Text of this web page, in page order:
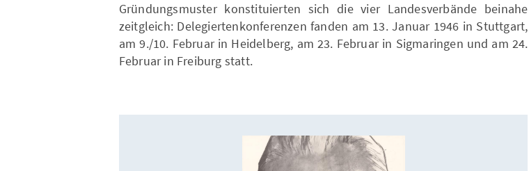
Gründungsmuster konstituierten sich die vier Landesverbände beinahe
zeitgleich: Delegiertenkonferenzen fanden am 13. Januar 1946 in Stuttgart,
am 9./10. Februar in Heidelberg, am 23. Februar in Sigmaringen und am 24.
Februar in Freiburg statt.